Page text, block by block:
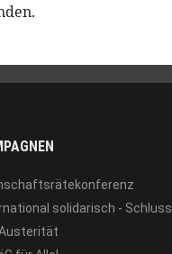
solidarisch - Schluss